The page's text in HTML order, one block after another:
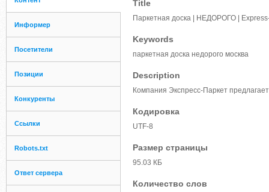
Информер
Посетители
Позиции
Конкуренты
Ссылки
Robots.txt
Ответ сервера
Title
Паркетная доска | НЕДОРОГО |
Keywords
паркетная доска недорого москва
Description
Компания Экспресс-Паркет
Кодировка
UTF-8
Размер страницы
95.03 КБ
Количество слов